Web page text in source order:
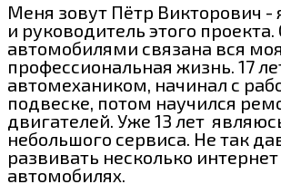
Меня зовут Пётр Викторович -
и руководитель этого проекта.
автомобилями связана вся моя
профессиональная жизнь. 17
автомехаником, начинал с
подвеске, потом научился
двигателей. Уже 13 лет
небольшого сервиса. Не так
развивать несколько
автомобилях.